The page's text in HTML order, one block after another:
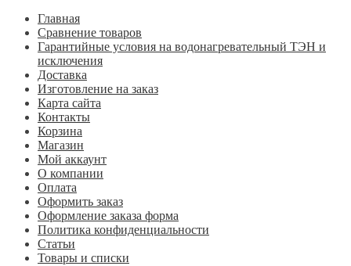
Главная
Cравнение товаров
Гарантийные условия на водонагревательный ТЭН и
исключения
Доставка
Изготовление на заказ
Карта сайта
Контакты
Корзина
Магазин
Мой аккаунт
О компании
Оплата
Оформить заказ
Оформление заказа форма
Политика конфиденциальности
Статьи
Товары и списки